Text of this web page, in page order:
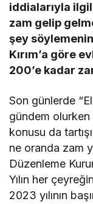
iddialarıyla
zam gelip
şey
Kırım’a göre
200’e kadar
Son günlerde
gündem olurken
konusu da
ne oranda zam
Düzenleme
Yılın her
2023 yılının